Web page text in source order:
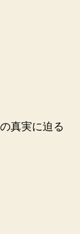
真実に迫る